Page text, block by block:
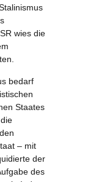
wies die
bedarf
Staates
– mit
der
des